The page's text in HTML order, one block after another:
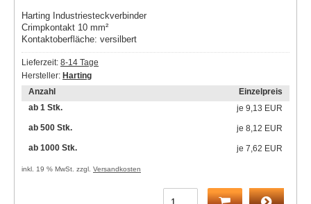
Harting Industriesteckverbinder
Crimpkontakt 10 mm²
Kontaktoberfläche: versilbert
Lieferzeit: 8-14 Tage
Hersteller: Harting
Anzahl
Einzelpreis
ab 1 Stk.
je 9,13 EUR
ab 500 Stk.
je 8,12 EUR
ab 1000 Stk.
je 7,62 EUR
inkl. 19 % MwSt. zzgl. Versandkosten